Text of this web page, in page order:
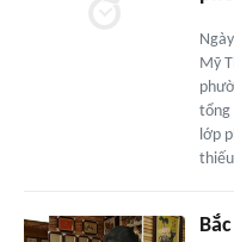
Mỹ
tổng
lớp